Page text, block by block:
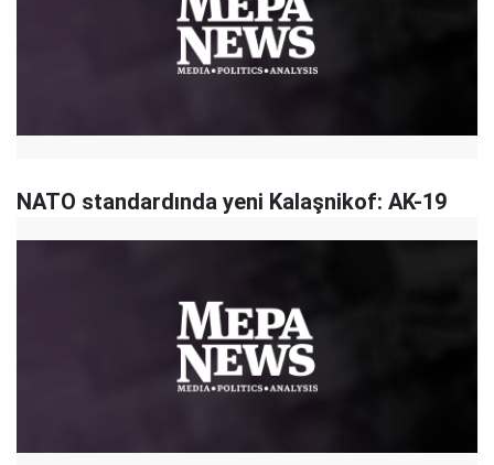
NATO standardında yeni Kalaşnikof: AK-19